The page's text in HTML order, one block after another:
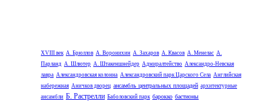
XVIII век А. Брюллов А. Воронихин А. Захаров А. Квасов А. Менелас А.
Парланд А. Шлютер А. Штакеншнейдер Адмиралтейство Александро-Невская
лавра Александровская колонна Александровский парк Царского Села Английская
набережная Аничков дворец ансамбль центральных площадей архитектурные
ансамбли Б. Растрелли Баболовский парк барокко бастионы